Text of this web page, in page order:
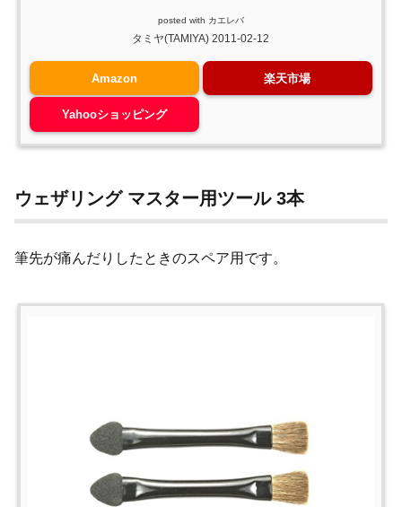
posted with カエレバ
タミヤ(TAMIYA) 2011-02-12
Amazon 楽天市場
Yahooショッピング
ウェザリング マスター用ツール 3本
筆先が痛んだりしたときのスペア用です。